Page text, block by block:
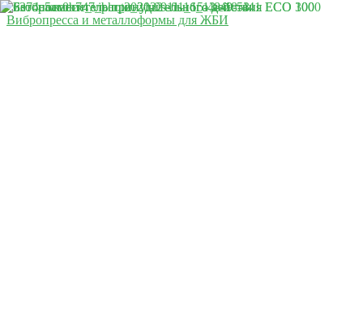
Вибропресса и металлоформы для ЖБИ